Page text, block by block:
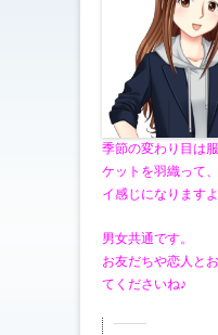
季節の変わり目は
ケットを羽織って
イ感じになります
男女共通です。
お友だちや恋人と
てくださいね♪